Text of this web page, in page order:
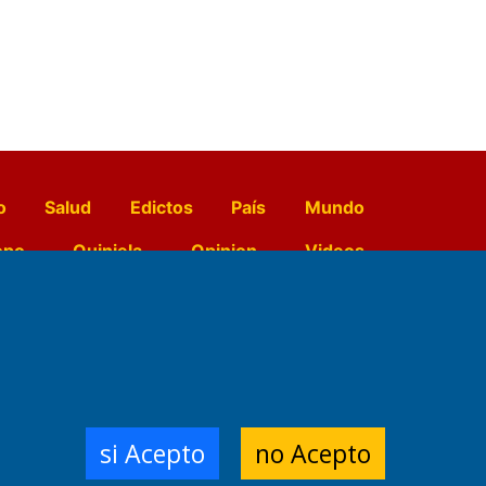
Salud Edictos País
Mundo
Quiniela Opinion
Videos
si Acepto no Acepto